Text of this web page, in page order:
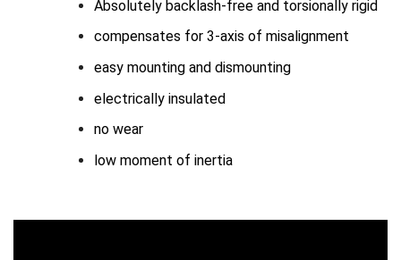
Absolutely backlash-free and torsionally rigid
compensates for 3-axis of misalignment
easy mounting and dismounting
electrically insulated
no wear
low moment of inertia